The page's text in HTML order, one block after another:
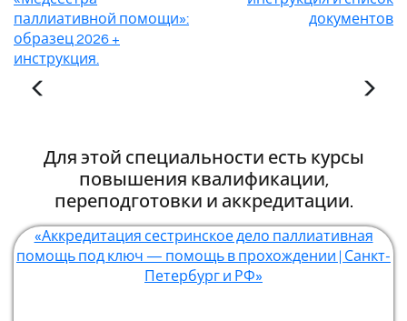
паллиативной помощи»:
образец 2026 +
инструкция.
документов
Для этой специальности есть курсы
повышения квалификации,
переподготовки и аккредитации.
«Аккредитация сестринское дело паллиативная
помощь под ключ — помощь в прохождении | Санкт-
Петербург и РФ»